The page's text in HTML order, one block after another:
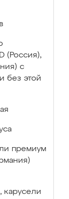
(Россия),
с
без этой
премиум
карусели